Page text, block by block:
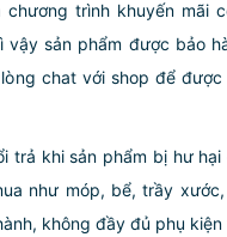
chương trình khuyến mãi
vậy sản phẩm được bảo
chat với shop để
trả khi sản phẩm bị hư
như móp, bể, trầy
không đầy đủ phụ kiện